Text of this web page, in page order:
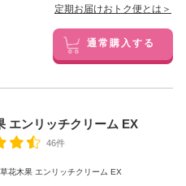
定期お届けおトク便とは＞
通常購入する
エンリッチクリーム EX
46件
木果 エンリッチクリーム EX